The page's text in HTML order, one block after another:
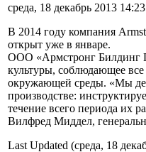
среда, 18 декабрь 2013 14:23
В 2014 году компания
открыт уже в январе.
ООО «Армстронг Билдинг
культуры, соблюдающее
окружающей среды. «Мы
производстве:
течение всего периода их
Вилфред Миддел,
Last Updated (среда, 18